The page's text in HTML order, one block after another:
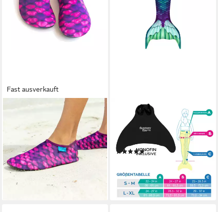
Fast ausverkauft
Fin Fun Strand- und
Badeschuhe in verschiedenen
Farben und Größen
Strandschuh
9,99 €
lieferbar - in 3-4 Werktagen bei dir
FIN FUN
Monoflosse Fin Fun
Meerjungfrau FANTASY
OCEAN PRINCESS
(2)
lieferbar - in 3-4 Werktagen bei dir